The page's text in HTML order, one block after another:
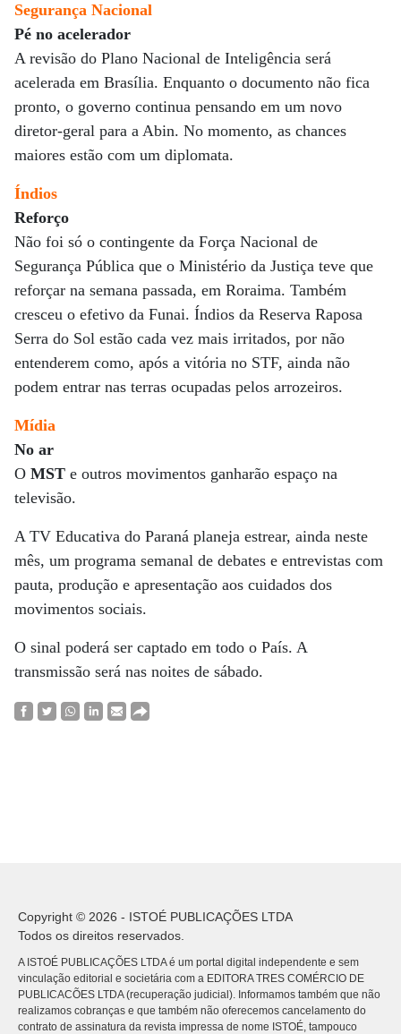
Segurança Nacional
Pé no acelerador
A revisão do Plano Nacional de Inteligência será
acelerada em Brasília. Enquanto o documento não fica
pronto, o governo continua pensando em um novo
diretor-geral para a Abin. No momento, as chances
maiores estão com um diplomata.
Índios
Reforço
Não foi só o contingente da Força Nacional de
Segurança Pública que o Ministério da Justiça teve que
reforçar na semana passada, em Roraima. Também
cresceu o efetivo da Funai. Índios da Reserva Raposa
Serra do Sol estão cada vez mais irritados, por não
entenderem como, após a vitória no STF, ainda não
podem entrar nas terras ocupadas pelos arrozeiros.
Mídia
No ar
O MST e outros movimentos ganharão espaço na
televisão.
A TV Educativa do Paraná planeja estrear, ainda neste
mês, um programa semanal de debates e entrevistas com
pauta, produção e apresentação aos cuidados dos
movimentos sociais.
O sinal poderá ser captado em todo o País. A
transmissão será nas noites de sábado.
Copyright © 2026 - ISTOÉ PUBLICAÇÕES LTDA
Todos os direitos reservados.
A ISTOÉ PUBLICAÇÕES LTDA é um portal digital independente e sem
vinculação editorial e societária com a EDITORA TRES COMÉRCIO DE
PUBLICACÕES LTDA (recuperação judicial). Informamos também que não
realizamos cobranças e que também não oferecemos cancelamento do
contrato de assinatura da revista impressa de nome ISTOÉ, tampouco